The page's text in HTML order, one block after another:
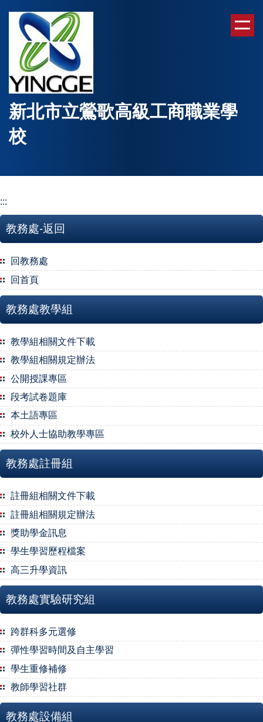
容
區
新北市立鶯歌高級工商職業學
校
:::
教務處-返回
回教務處
回首頁
教務處教學組
教學組相關文件下載
教學組相關規定辦法
公開授課專區
段考試卷題庫
本土語專區
校外人士協助教學專區
教務處註冊組
註冊組相關文件下載
註冊組相關規定辦法
獎助學金訊息
學生學習歷程檔案
高三升學資訊
教務處實驗研究組
跨群科多元選修
彈性學習時間及自主學習
學生重修補修
教師學習社群
教務處設備組